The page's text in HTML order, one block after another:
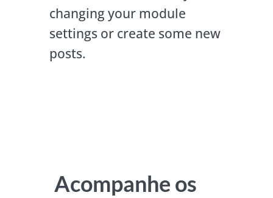
changing your module
settings or create some new
posts.
Acompanhe os